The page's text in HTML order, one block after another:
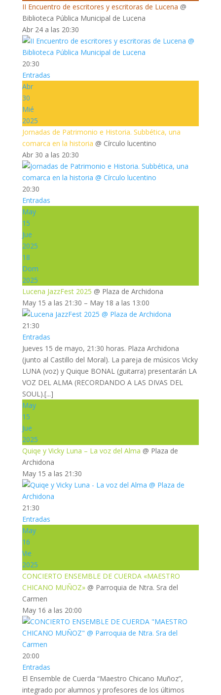
II Encuentro de escritores y escritoras de Lucena @
Biblioteca Pública Municipal de Lucena
Abr 24 a las 20:30
20:30
Entradas
Abr
30
Mié
2025
Jornadas de Patrimonio e Historia. Subbética, una
comarca en la historia @ Círculo lucentino
Abr 30 a las 20:30
20:30
Entradas
May
15
Jue
2025
18
Dom
2025
Lucena JazzFest 2025 @ Plaza de Archidona
May 15 a las 21:30 – May 18 a las 13:00
21:30
Entradas
Jueves 15 de mayo, 21:30 horas. Plaza Archidona
(junto al Castillo del Moral). La pareja de músicos Vicky
LUNA (voz) y Quique BONAL (guitarra) presentarán LA
VOZ DEL ALMA (RECORDANDO A LAS DIVAS DEL
SOUL).[...]
May
15
Jue
2025
Quiqe y Vicky Luna – La voz del Alma @ Plaza de
Archidona
May 15 a las 21:30
21:30
Entradas
May
16
Vie
2025
CONCIERTO ENSEMBLE DE CUERDA «MAESTRO
CHICANO MUÑOZ» @ Parroquia de Ntra. Sra del
Carmen
May 16 a las 20:00
20:00
Entradas
El Ensemble de Cuerda “Maestro Chicano Muñoz”,
integrado por alumnos y profesores de los últimos